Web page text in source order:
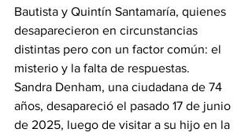
Bautista y Quintín Santamaría, quienes
desaparecieron en circunstancias
distintas pero con un factor común: el
misterio y la falta de respuestas.
Sandra Denham, una ciudadana de 74
años, desapareció el pasado 17 de junio
de 2025, luego de visitar a su hijo en la